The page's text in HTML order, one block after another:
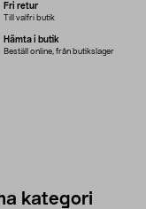
Fri retur
Till valfri butik
Hämta i butik
Beställ online, från butikslager
kategori